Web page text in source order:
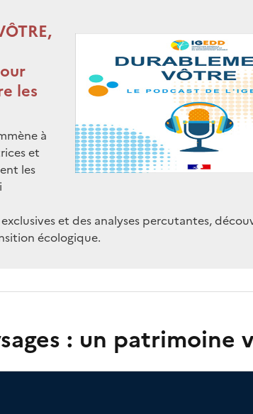
les
à
et
les
et des analyses percutantes,
écologique.
: un patrimoine